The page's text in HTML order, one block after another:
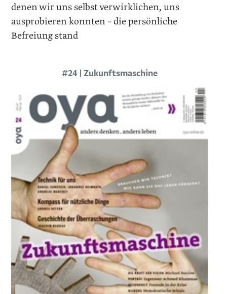
denen wir uns selbst verwirklichen, uns
ausprobieren konnten – die persönliche
Befreiung stand
#24 | Zukunftsmaschine